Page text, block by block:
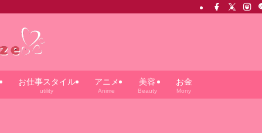
お仕事スタイル
utility
アニメ
Anime
美容
Beauty
お金
Mony